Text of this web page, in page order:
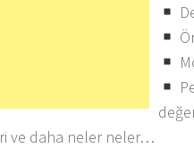
ve daha neler neler…